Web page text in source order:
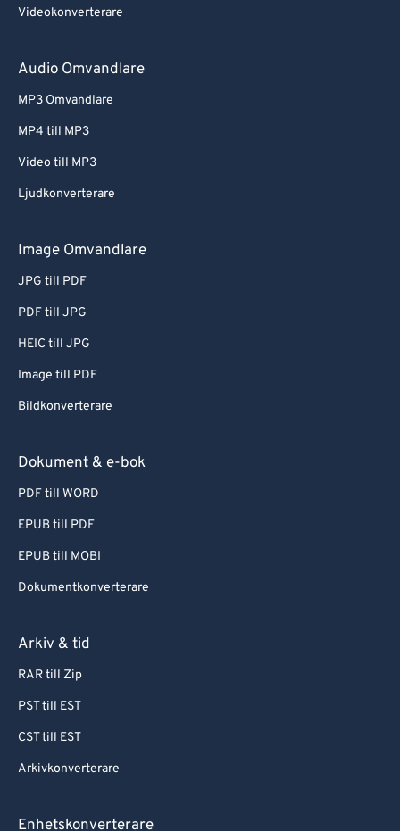
Videokonverterare
Audio Omvandlare
MP3 Omvandlare
MP4 till MP3
Video till MP3
Ljudkonverterare
Image Omvandlare
JPG till PDF
PDF till JPG
HEIC till JPG
Image till PDF
Bildkonverterare
Dokument & e-bok
PDF till WORD
EPUB till PDF
EPUB till MOBI
Dokumentkonverterare
Arkiv & tid
RAR till Zip
PST till EST
CST till EST
Arkivkonverterare
Enhetskonverterare